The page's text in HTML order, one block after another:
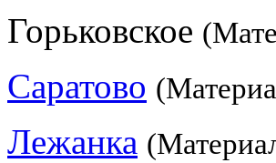
Горьковское
Саратово
Лежанка